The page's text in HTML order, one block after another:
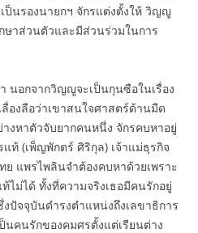
ป็นรองนายกฯ จักรแต่งตั้งให้ วิญญู
ษาส่วนตัวและมีส่วนร่วมในการ
นอกจากวิญญูจะเป็นกุนซือในเรื่อง
องลือว่าเขาสนใจศาสตร์ด้านมืด
งหาตัวจับยากคนหนึ่ง จักรคบหาอยู่
ท้ (เพ็ญพักตร์ ศิริกุล) เจ้าแม่ธุรกิจ
ย แพรไพลินจำต้องคบหาด้วยเพราะ
ไม่ได้ ทั้งที่ความจริงเธอมีคนรักอยู่
ปัจจุบันดำรงตำแหน่งถึงเลขาธิการ
นคนรักของคมศรตั้งแต่เรียนต่าง